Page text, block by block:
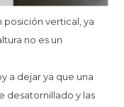
posición vertical, ya
no es un
a dejar ya que una
desatornillado y las